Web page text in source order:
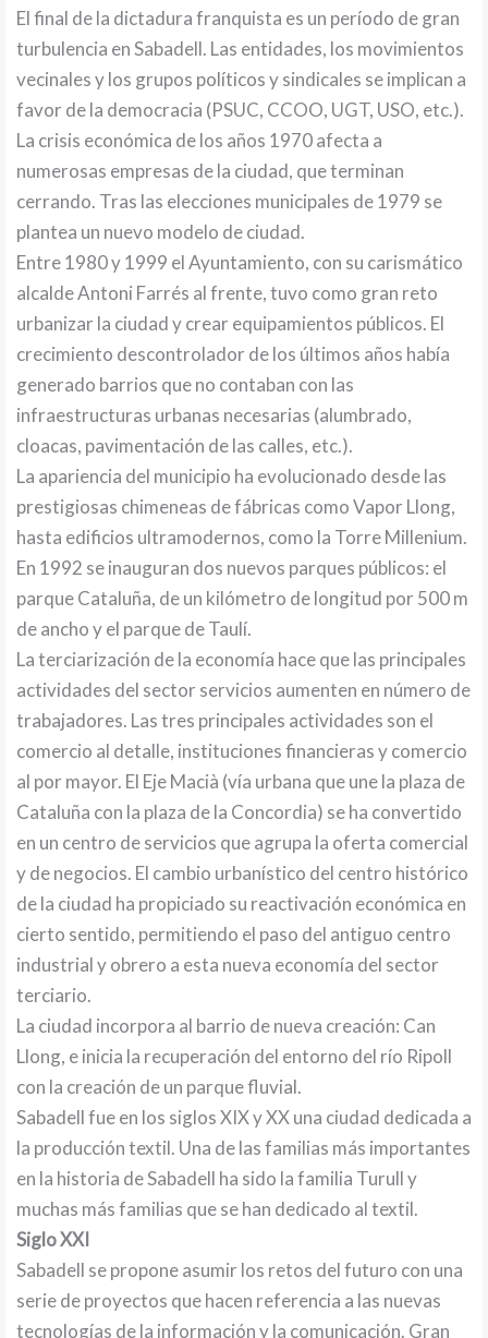
El final de la dictadura franquista es un período de gran
turbulencia en Sabadell. Las entidades, los movimientos
vecinales y los grupos políticos y sindicales se implican a
favor de la democracia (PSUC, CCOO, UGT, USO, etc.).
La crisis económica de los años 1970 afecta a
numerosas empresas de la ciudad, que terminan
cerrando. Tras las elecciones municipales de 1979 se
plantea un nuevo modelo de ciudad.
Entre 1980 y 1999 el Ayuntamiento, con su carismático
alcalde Antoni Farrés al frente, tuvo como gran reto
urbanizar la ciudad y crear equipamientos públicos. El
crecimiento descontrolador de los últimos años había
generado barrios que no contaban con las
infraestructuras urbanas necesarias (alumbrado,
cloacas, pavimentación de las calles, etc.).
La apariencia del municipio ha evolucionado desde las
prestigiosas chimeneas de fábricas como Vapor Llong,
hasta edificios ultramodernos, como la Torre Millenium.
En 1992 se inauguran dos nuevos parques públicos: el
parque Cataluña, de un kilómetro de longitud por 500 m
de ancho y el parque de Taulí.
La terciarización de la economía hace que las principales
actividades del sector servicios aumenten en número de
trabajadores. Las tres principales actividades son el
comercio al detalle, instituciones financieras y comercio
al por mayor. El Eje Macià (vía urbana que une la plaza de
Cataluña con la plaza de la Concordia) se ha convertido
en un centro de servicios que agrupa la oferta comercial
y de negocios. El cambio urbanístico del centro histórico
de la ciudad ha propiciado su reactivación económica en
cierto sentido, permitiendo el paso del antiguo centro
industrial y obrero a esta nueva economía del sector
terciario.
La ciudad incorpora al barrio de nueva creación: Can
Llong, e inicia la recuperación del entorno del río Ripoll
con la creación de un parque fluvial.
Sabadell fue en los siglos XIX y XX una ciudad dedicada a
la producción textil. Una de las familias más importantes
en la historia de Sabadell ha sido la familia Turull y
muchas más familias que se han dedicado al textil.
Siglo XXI
Sabadell se propone asumir los retos del futuro con una
serie de proyectos que hacen referencia a las nuevas
tecnologías de la información y la comunicación. Gran